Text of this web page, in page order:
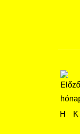
H K